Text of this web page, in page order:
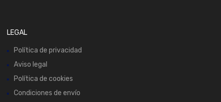
LEGAL
Política de privacidad
Aviso legal
Política de cookies
Condiciones de envío